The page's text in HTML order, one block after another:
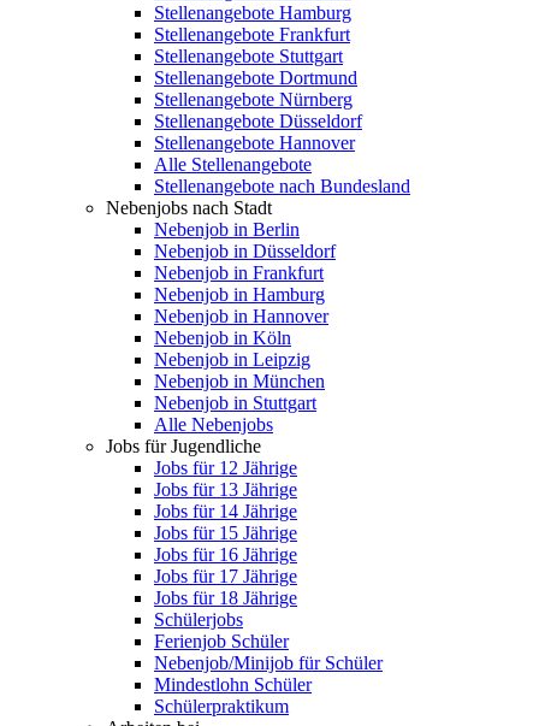
Stellenangebote Hamburg
Stellenangebote Frankfurt
Stellenangebote Stuttgart
Stellenangebote Dortmund
Stellenangebote Nürnberg
Stellenangebote Düsseldorf
Stellenangebote Hannover
Alle Stellenangebote
Stellenangebote nach Bundesland
Nebenjobs nach Stadt
Nebenjob in Berlin
Nebenjob in Düsseldorf
Nebenjob in Frankfurt
Nebenjob in Hamburg
Nebenjob in Hannover
Nebenjob in Köln
Nebenjob in Leipzig
Nebenjob in München
Nebenjob in Stuttgart
Alle Nebenjobs
Jobs für Jugendliche
Jobs für 12 Jährige
Jobs für 13 Jährige
Jobs für 14 Jährige
Jobs für 15 Jährige
Jobs für 16 Jährige
Jobs für 17 Jährige
Jobs für 18 Jährige
Schülerjobs
Ferienjob Schüler
Nebenjob/Minijob für Schüler
Mindestlohn Schüler
Schülerpraktikum